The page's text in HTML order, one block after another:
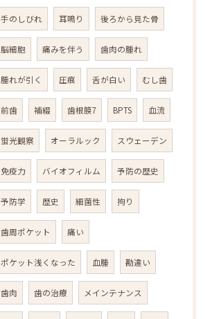
手のしびれ 耳鳴り 後ろから見た骨
脳細胞 痛みを伴う 歯肉の腫れ
腫れが引く 圧痕 舌が白い むし歯
前歯 補綴 歯根膜7 BPTS 血流
蛍光観察 オーラルック スウェーデン
免疫力 バイオフィルム 予防の歴史
予防学 歴史 細菌性 拘り
歯周ポケット 痛い
ポケット浅くなった 血腫 勘違い
歯肉 歯の治療 メインテナンス